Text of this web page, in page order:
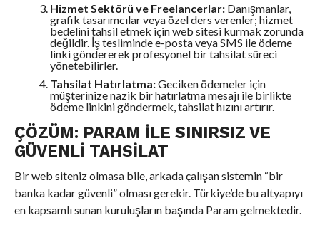
Hizmet Sektörü ve Freelancerlar:Danışmanlar,
grafik tasarımcılar veya özel ders verenler; hizmet
bedelini tahsil etmek için web sitesi kurmak zorunda
değildir. İş tesliminde e-posta veya SMS ile ödeme
linki göndererek profesyonel bir tahsilat süreci
yönetebilirler.
Tahsilat Hatırlatma:Geciken ödemeler için
müşterinize nazik bir hatırlatma mesajı ile birlikte
ödeme linkini göndermek, tahsilat hızını artırır.
ÇÖZÜM: PARAM ILE SINIRSIZ VE
GÜVENLI TAHSILAT
Bir web siteniz olmasa bile, arkada çalışan sistemin “bir
banka kadar güvenli” olması gerekir. Türkiye’de bu altyapıyı
en kapsamlı sunan kuruluşların başında Param gelmektedir.